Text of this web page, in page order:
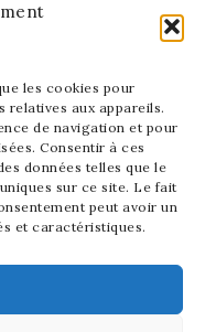
les cookies pour
aux appareils.
de navigation et pour
Consentir à ces
données telles que le
sur ce site. Le fait
peut avoir un
et caractéristiques.
je fusionne ma
des célébrités.
poterie, je trouve le
Mère d'un
lui l'amour de